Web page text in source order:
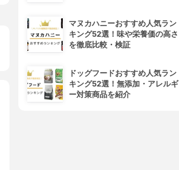
マヌカハニーおすすめ人気ラン
キング52選！味や栄養価の高さ
を徹底比較・検証
ドッグフードおすすめ人気ラン
キング52選！無添加・アレルギ
ー対策商品を紹介